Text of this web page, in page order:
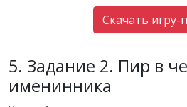
Скачать игру-
5. Задание 2. Пир в
именинника